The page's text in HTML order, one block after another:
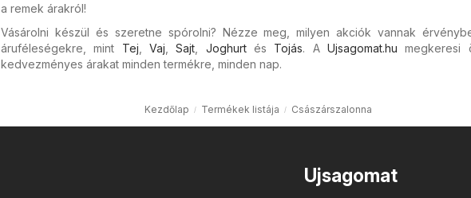
a remek árakról!
Vásárolni készül és szeretne spórolni? Nézze meg, milyen akciók vannak
áruféleségekre, mint Tej ,Vaj ,Sajt Joghurtés Tojás. AUjsagomat.hu megkeresi
kedvezményes árakat minden termékre, minden nap.
Kezdőlap Termékek listája Császárszalonna
Ujsagomat